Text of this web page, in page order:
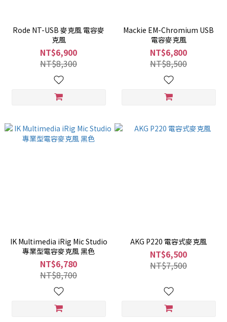
Rode NT-USB 麥克風 電容麥
克風
NT$6,900
NT$8,300
Mackie EM-Chromium USB
電容麥克風
NT$6,800
NT$8,500
IK Multimedia iRig Mic Studio
專業型電容麥克風 黑色
NT$6,780
NT$8,700
AKG P220 電容式麥克風
NT$6,500
NT$7,500